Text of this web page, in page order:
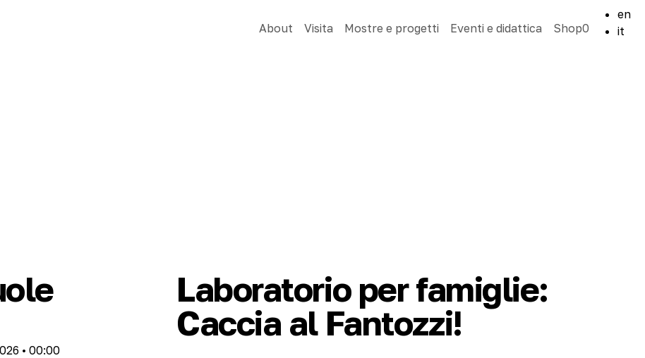
About
Visita Mostre e progetti Eventi e didattica Shop0
en
it
• 00:00
Laboratorio per famiglie:
Caccia al Fantozzi!